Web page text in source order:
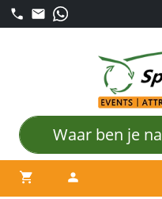
winkelwagen
account